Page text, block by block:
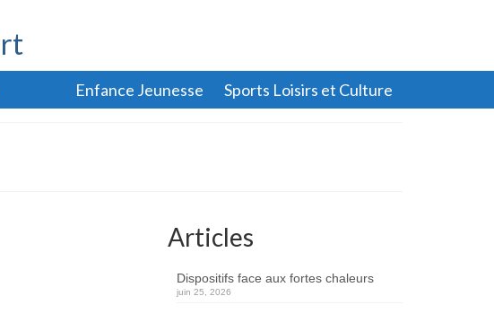
Enfance Jeunesse Sports Loisirs et Culture
Articles
Dispositifs face aux fortes chaleurs
juin 25, 2026